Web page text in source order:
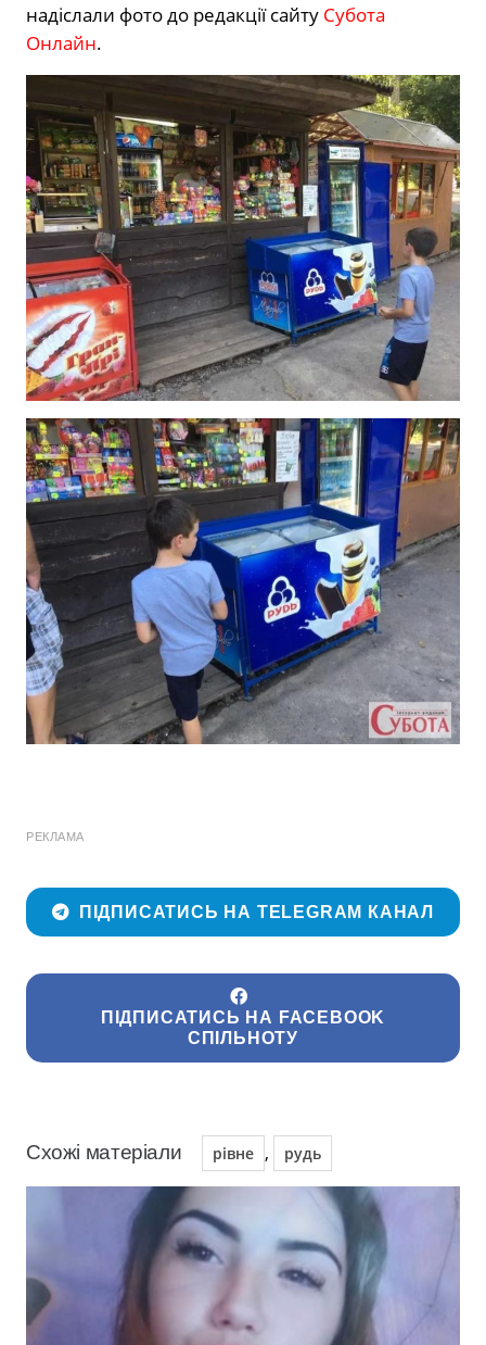
надіслали фото до редакції сайту Субота
Онлайн.
РЕКЛАМА
ПІДПИСАТИСЬ НА TELEGRAM КАНАЛ
ПІДПИСАТИСЬ НА FACEBOOK
СПІЛЬНОТУ
Схожі матеріали рівне , рудь